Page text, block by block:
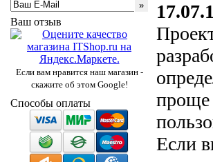
Ваш отзыв
Если вам нравится наш магазин -
скажите об этом Google!
Способы оплаты
проще
Если